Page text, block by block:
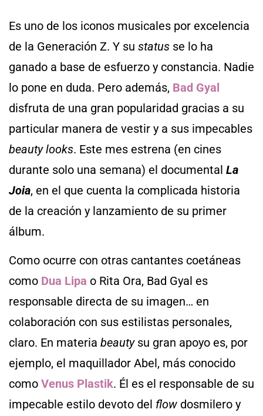
Es uno de los iconos musicales por excelencia
de la Generación Z. Y su status se lo ha
ganado a base de esfuerzo y constancia. Nadie
lo pone en duda. Pero además, Bad Gyal
disfruta de una gran popularidad gracias a su
particular manera de vestir y a sus impecables
beauty looks. Este mes estrena (en cines
durante solo una semana) el documental La
Joia, en el que cuenta la complicada historia
de la creación y lanzamiento de su primer
álbum.
Como ocurre con otras cantantes coetáneas
como Dua Lipa o Rita Ora, Bad Gyal es
responsable directa de su imagen… en
colaboración con sus estilistas personales,
claro. En materia beauty su gran apoyo es, por
ejemplo, el maquillador Abel, más conocido
como Venus Plastik. Él es el responsable de su
impecable estilo devoto del flow dosmilero y